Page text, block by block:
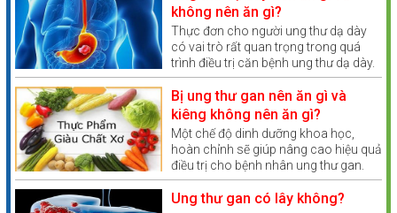
Hỗ trợ làm giảm sự hình thành huyết khối
Hỗ trợ ngăn chặn tổn thương trên gan, cải thiện khả
năng chuyển hóa, hấp thụ dinh dưỡng của cơ thể.
Đặc biệt, qua nghiên cứu nhận thấy Fucoidan Vua tuyệt
đối an toàn với sức khỏe, không gây tác dụng phụ.
Bệnh nhân đang trong quá trình điều trị ung thư hay cần
hỗ trợ điều trị , kết hợp với các phương pháp điều trị
khác
không nên ăn gì?
Thực đơn cho người ung thư dạ dày
có vai trò rất quan trọng trong quá
trình điều trị căn bệnh ung thư dạ dày.
Theo Bác sĩ khoa Ung bướu bệnh viện
Vinmec Times City, dinh dưỡng cho
người bệnh ung thư dạ dày không
giống như những loại bệnh khác mà
cần phải tuân thủ theo một chế độ
sau đây
Bị ung thư gan nên ăn gì và
kiêng không nên ăn gì?
Một chế độ dinh dưỡng khoa học,
hoàn chỉnh sẽ giúp nâng cao hiệu quả
điều trị cho bệnh nhân ung thư gan.
Tuy nhiên, khi mắc bệnh ung thư gan
kiêng ăn gì và nên ăn gì là điều không
Ung thư gan có lây không?